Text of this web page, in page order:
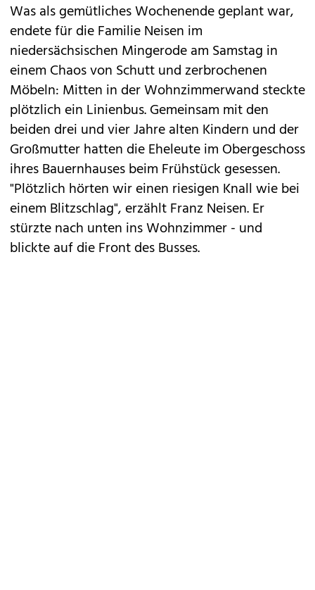
Was als gemütliches Wochenende geplant war,
endete für die Familie Neisen im
niedersächsischen Mingerode am Samstag in
einem Chaos von Schutt und zerbrochenen
Möbeln: Mitten in der Wohnzimmerwand steckte
plötzlich ein Linienbus. Gemeinsam mit den
beiden drei und vier Jahre alten Kindern und der
Großmutter hatten die Eheleute im Obergeschoss
ihres Bauernhauses beim Frühstück gesessen.
"Plötzlich hörten wir einen riesigen Knall wie bei
einem Blitzschlag", erzählt Franz Neisen. Er
stürzte nach unten ins Wohnzimmer - und
blickte auf die Front des Busses.